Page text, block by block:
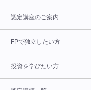
認定講座のご案内
FPで独立したい方
投資を学びたい方